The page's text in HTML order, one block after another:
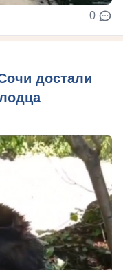
0
достали